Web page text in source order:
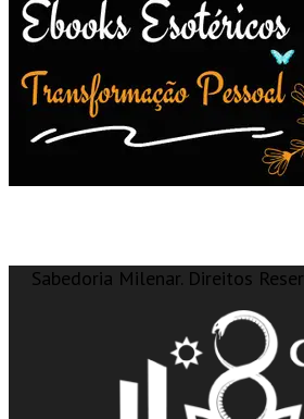
Sabedoria Milenar. Direitos